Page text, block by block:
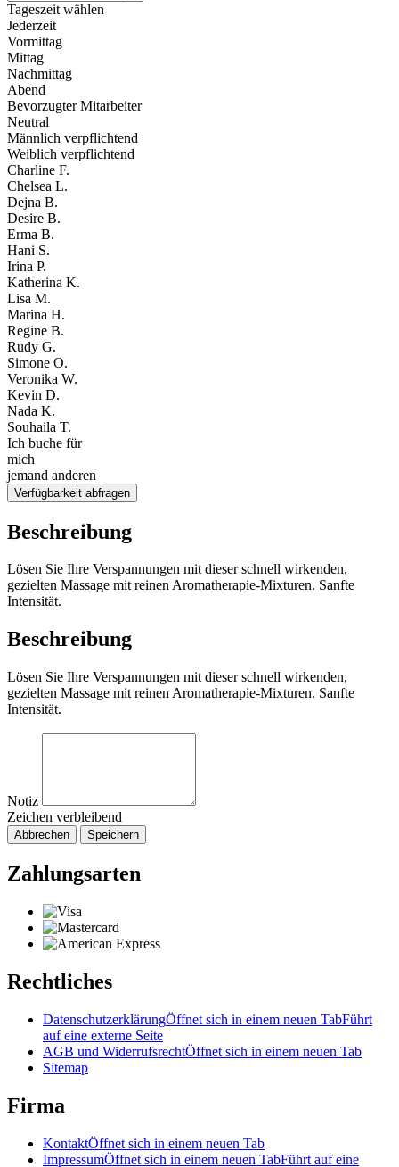
Tageszeit wählen
Jederzeit
Vormittag
Mittag
Nachmittag
Abend
Bevorzugter Mitarbeiter
Neutral
Männlich verpflichtend
Weiblich verpflichtend
Charline F.
Chelsea L.
Dejna B.
Desire B.
Erma B.
Hani S.
Irina P.
Katherina K.
Lisa M.
Marina H.
Regine B.
Rudy G.
Simone O.
Veronika W.
Kevin D.
Nada K.
Souhaila T.
Ich buche für
mich
jemand anderen
Verfügbarkeit abfragen
Beschreibung
Lösen Sie Ihre Verspannungen mit dieser schnell wirkenden,
gezielten Massage mit reinen Aromatherapie-Mixturen. Sanfte
Intensität.
Beschreibung
Lösen Sie Ihre Verspannungen mit dieser schnell wirkenden,
gezielten Massage mit reinen Aromatherapie-Mixturen. Sanfte
Intensität.
Notiz
Zeichen verbleibend
Abbrechen Speichern
Zahlungsarten
Rechtliches
DatenschutzerklärungÖffnet sich in einem neuen TabFührt
auf eine externe Seite
AGB und WiderrufsrechtÖffnet sich in einem neuen Tab
Sitemap
Firma
KontaktÖffnet sich in einem neuen Tab
ImpressumÖffnet sich in einem neuen TabFührt auf eine